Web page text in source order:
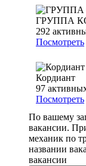
ГРУППА
292
Посмотреть
Кордиант
97
Посмотреть
По вашему
вакансии.
механик по
названии
вакансии